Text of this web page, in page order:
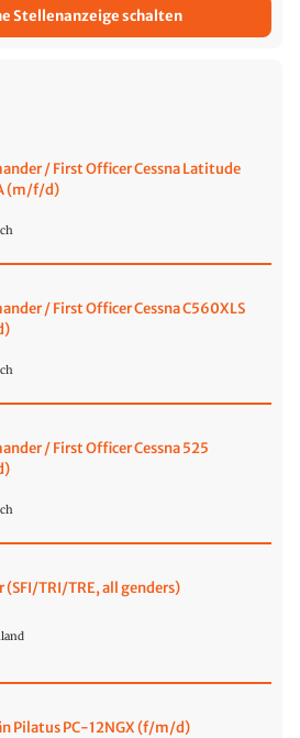
Stellenanzeige schalten
/ First Officer Cessna Latitude
(m/f/d)
/ First Officer Cessna C560XLS
/ First Officer Cessna 525
(SFI/TRI/TRE, all genders)
Pilatus PC-12NGX (f/m/d)